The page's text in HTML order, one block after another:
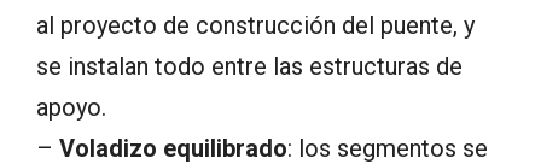
al proyecto de construcción del puente, y
se instalan todo entre las estructuras de
apoyo.
– Voladizo equilibrado: los segmentos se